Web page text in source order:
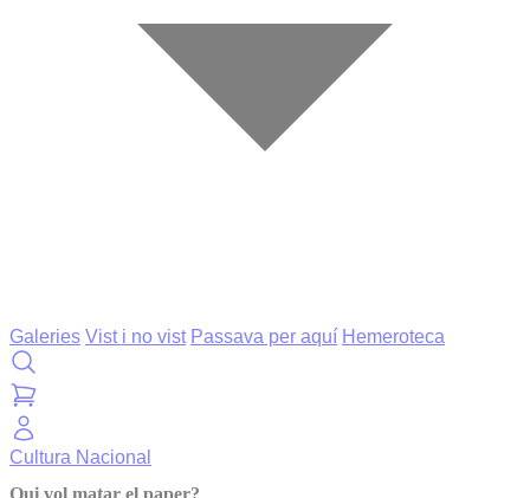
Galeries Vist i no vist Passava per aquí Hemeroteca
Cultura Nacional